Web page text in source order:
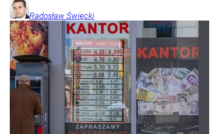
Radosław Święcki